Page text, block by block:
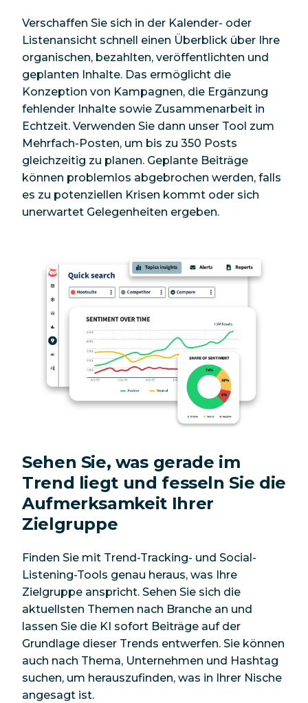
Verschaffen Sie sich in der Kalender- oder
Listenansicht schnell einen Überblick über Ihre
organischen, bezahlten, veröffentlichten und
geplanten Inhalte. Das ermöglicht die
Konzeption von Kampagnen, die Ergänzung
fehlender Inhalte sowie Zusammenarbeit in
Echtzeit. Verwenden Sie dann unser Tool zum
Mehrfach-Posten, um bis zu 350 Posts
gleichzeitig zu planen. Geplante Beiträge
können problemlos abgebrochen werden, falls
es zu potenziellen Krisen kommt oder sich
unerwartet Gelegenheiten ergeben.
Sehen Sie, was gerade im
Trend liegt und fesseln Sie die
Aufmerksamkeit Ihrer
Zielgruppe
Finden Sie mit Trend-Tracking- und Social-
Listening-Tools genau heraus, was Ihre
Zielgruppe anspricht. Sehen Sie sich die
aktuellsten Themen nach Branche an und
lassen Sie die KI sofort Beiträge auf der
Grundlage dieser Trends entwerfen. Sie können
auch nach Thema, Unternehmen und Hashtag
suchen, um herauszufinden, was in Ihrer Nische
angesagt ist.